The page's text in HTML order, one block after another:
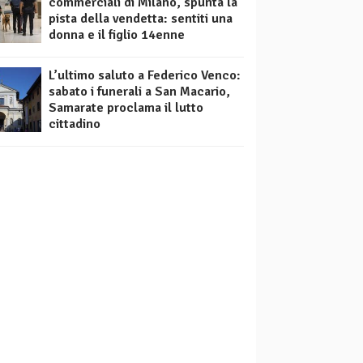
pista della vendetta: sentiti una
donna e il figlio 14enne
L’ultimo saluto a Federico Venco:
sabato i funerali a San Macario,
Samarate proclama il lutto
cittadino